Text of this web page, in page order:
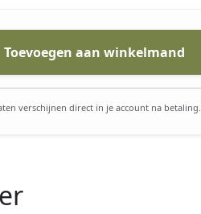
Toevoegen aan winkelmand
verschijnen direct in je account na betaling.